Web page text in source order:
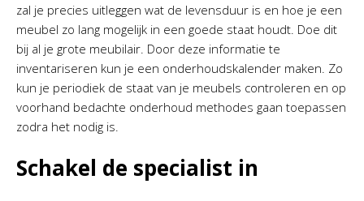
zal je precies uitleggen wat de levensduur is en hoe je een
meubel zo lang mogelijk in een goede staat houdt. Doe dit
bij al je grote meubilair. Door deze informatie te
inventariseren kun je een onderhoudskalender maken. Zo
kun je periodiek de staat van je meubels controleren en op
voorhand bedachte onderhoud methodes gaan toepassen
zodra het nodig is.
Schakel de specialist in